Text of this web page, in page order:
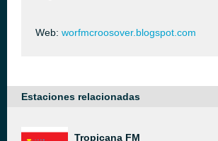
Web: worfmcroosover.blogspot.com
Estaciones relacionadas
Tropicana FM